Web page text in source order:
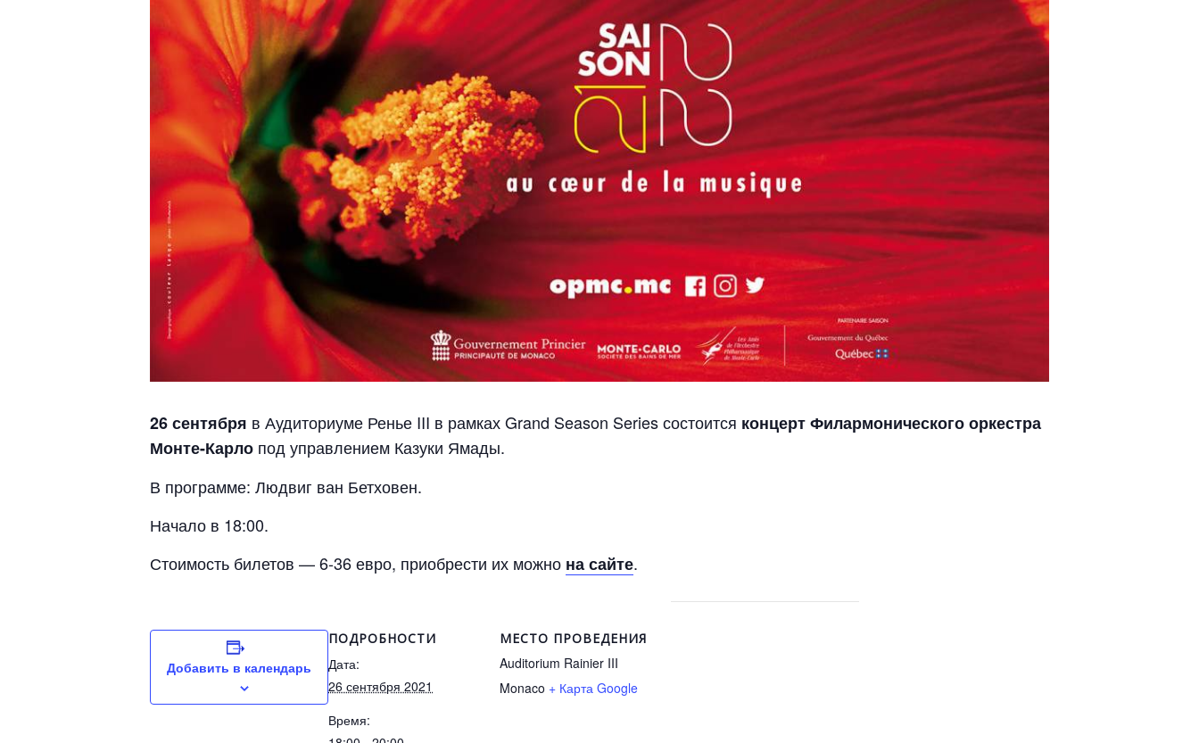
26 сентября в Аудиториуме Ренье III в рамках Grand Season Series состоится концерт Филармонического оркестра
Монте-Карло под управлением Казуки Ямады.
В программе: Людвиг ван Бетховен.
Начало в 18:00.
Стоимость билетов — 6-36 евро, приобрести их можно на сайте.
Добавить в календарь
ПОДРОБНОСТИ
Дата:
26 сентября 2021
Время:
МЕСТО ПРОВЕДЕНИЯ
Auditorium Rainier III
Monaco + Карта Google